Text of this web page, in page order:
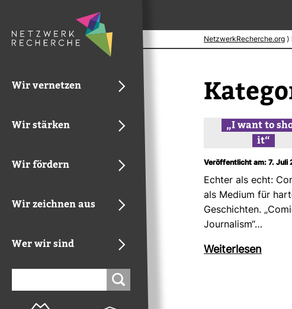
Wir vernetzen
Wir stärken
Wir fördern
Wir zeichnen aus
Wer wir sind
NetzwerkRecherche.org ⟩
„I want to
it“
Veröffentlicht am: 7. Juli
Echter als echt:
als Medium für
Geschichten.
Jour­na­lism“…
Wei­ter­lesen